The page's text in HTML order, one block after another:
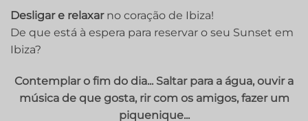
Desligar e relaxarno coração de Ibiza!
De que está à espera para reservar o seu Sunset em
Ibiza?
Contemplar o fim do dia... Saltar para a água, ouvir a
música de que gosta, rir com os amigos, fazer um
piquenique...